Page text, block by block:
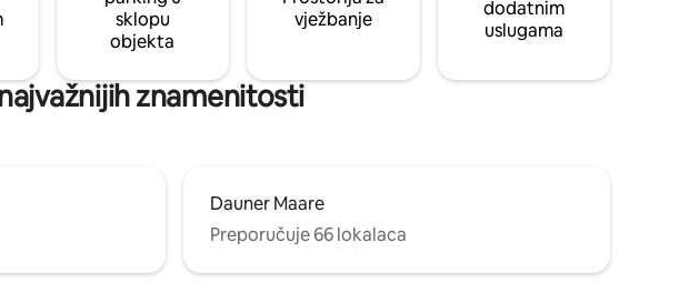
sklopu
objekta
vježbanje
dodatnim
uslugama
znamenitosti
Dauner Maare
Preporučuje 66 lokalaca